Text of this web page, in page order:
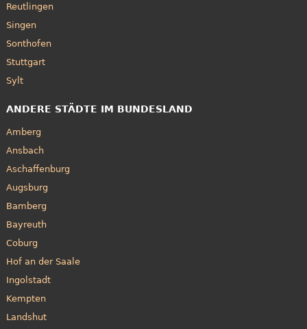
Reutlingen
Singen
Sonthofen
Stuttgart
Sylt
ANDERE STÄDTE IM BUNDESLAND
Amberg
Ansbach
Aschaffenburg
Augsburg
Bamberg
Bayreuth
Coburg
Hof an der Saale
Ingolstadt
Kempten
Landshut